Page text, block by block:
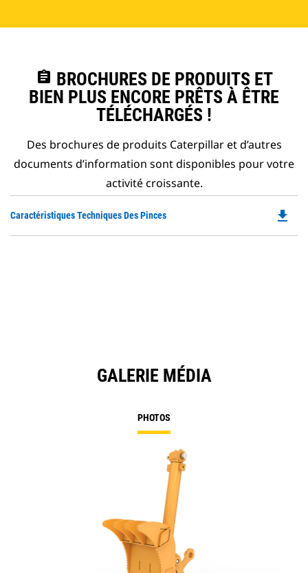
assignment BROCHURES DE PRODUITS ET
BIEN PLUS ENCORE PRÊTS À ÊTRE
TÉLÉCHARGÉS !
Des brochures de produits Caterpillar et d’autres
documents d’information sont disponibles pour votre
activité croissante.
Caractéristiques Techniques Des Pinces file_download
GALERIE MÉDIA
PHOTOS